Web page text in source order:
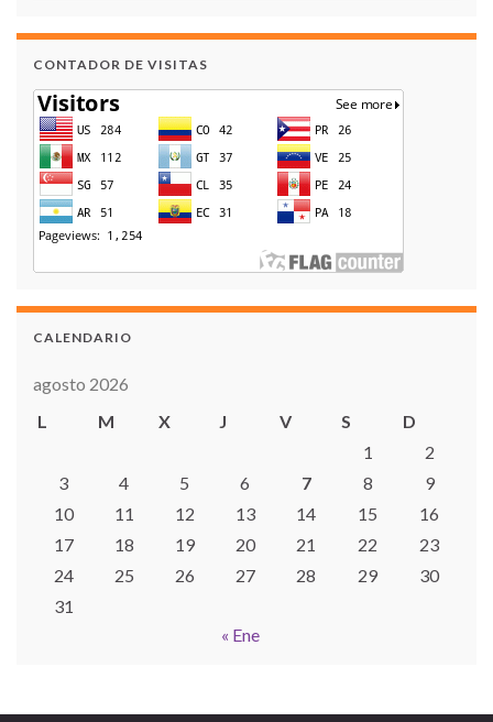
CONTADOR DE VISITAS
CALENDARIO
agosto 2026
L
M X J V S
D
1
2
3
4 5 6 7 8
9
10
11 12 13 14 15
16
17
18 19 20 21 22
23
24
25 26 27 28 29
30
31
« Ene